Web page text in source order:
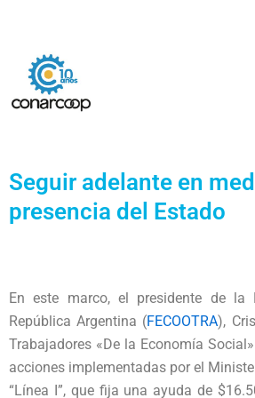
contenido
Seguir adelante en
presencia del Estado
En este marco, el presidente de la
República Argentina (FECOOTRA),
Trabajadores «De la Economía
acciones implementadas por el
“Línea I”, que fija una ayuda de